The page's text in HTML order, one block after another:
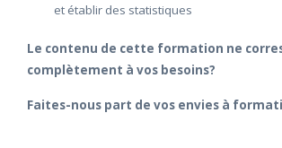
et établir des statistiques
Le contenu de cette formation ne
complètement à vos besoins?
Faites-nous part de vos envies à